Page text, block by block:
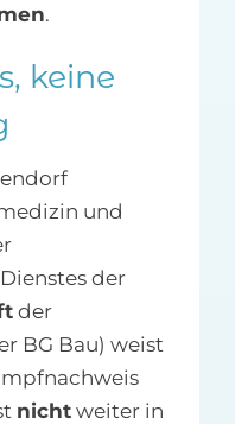
.
keine
und
der
der
BG Bau) weist
nichtweiter in